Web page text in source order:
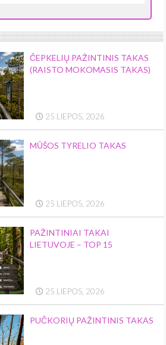
ČEPKELIŲ PAŽINTINIS TAKAS
(RAISTO MOKOMASIS TAKAS)
25 LIEPOS, 2026
MŪŠOS TYRELIO TAKAS
25 LIEPOS, 2026
PAŽINTINIAI TAKAI
LIETUVOJE – TOP 15
25 LIEPOS, 2026
PUČKORIŲ PAŽINTINIS TAKAS